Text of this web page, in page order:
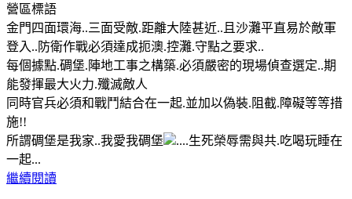
營區標語
金門四面環海..三面受敵.距離大陸甚近..且沙灘平直易於敵軍
登入..防衛作戰必須達成扼澳.控灘.守點之要求..
每個據點.碉堡.陣地工事之構築.必須嚴密的現場偵查選定..期
能發揮最大火力.殲滅敵人
同時官兵必須和戰鬥結合在一起.並加以偽裝.阻截.障礙等等措
施!!
所謂碉堡是我家..我愛我碉堡
....生死榮辱需與共.吃喝玩睡在
一起...
繼續閱讀